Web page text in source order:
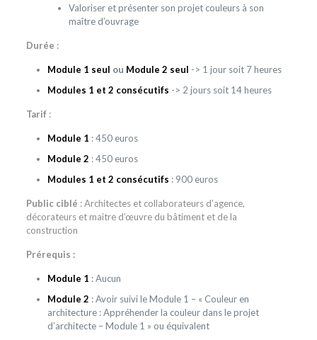
Valoriser et présenter son projet couleurs à son
maître d’ouvrage
Durée :
Module 1 seul ou Module 2 seul -> 1 jour soit 7 heures
Modules 1 et 2 consécutifs -> 2 jours soit 14 heures
Tarif :
Module 1 : 450 euros
Module 2 : 450 euros
Modules 1 et 2 consécutifs : 900 euros
Public ciblé : Architectes et collaborateurs d’agence,
décorateurs et maitre d’œuvre du bâtiment et de la
construction
Prérequis :
Module 1 : Aucun
Module 2 : Avoir suivi le Module 1 – « Couleur en
architecture : Appréhender la couleur dans le projet
d’architecte – Module 1 » ou équivalent